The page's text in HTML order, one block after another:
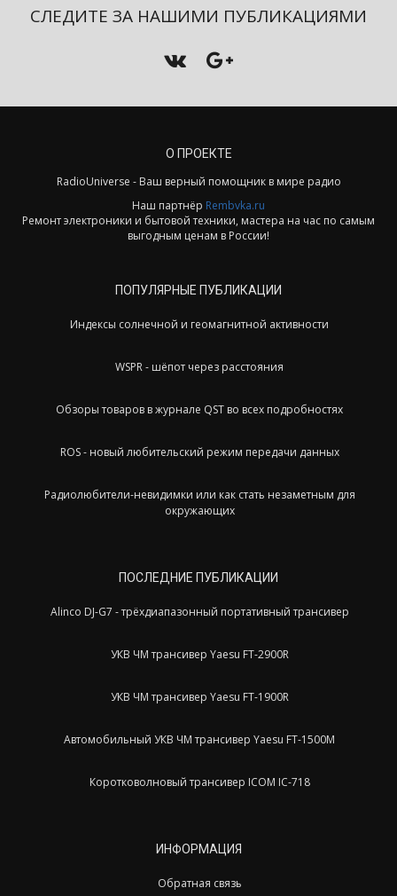
СЛЕДИТЕ ЗА НАШИМИ ПУБЛИКАЦИЯМИ
О ПРОЕКТЕ
RadioUniverse - Ваш верный помощник в мире радио
Наш партнёр Rembvka.ru
Ремонт электроники и бытовой техники, мастера на час по самым
выгодным ценам в России!
ПОПУЛЯРНЫЕ ПУБЛИКАЦИИ
Индексы солнечной и геомагнитной активности
WSPR - шёпот через расстояния
Обзоры товаров в журнале QST во всех подробностях
ROS - новый любительский режим передачи данных
Радиолюбители-невидимки или как стать незаметным для
окружающих
ПОСЛЕДНИЕ ПУБЛИКАЦИИ
Alinco DJ-G7 - трёхдиапазонный портативный трансивер
УКВ ЧМ трансивер Yaesu FT-2900R
УКВ ЧМ трансивер Yaesu FT-1900R
Автомобильный УКВ ЧМ трансивер Yaesu FT-1500M
Коротковолновый трансивер ICOM IC-718
ИНФОРМАЦИЯ
Обратная связь